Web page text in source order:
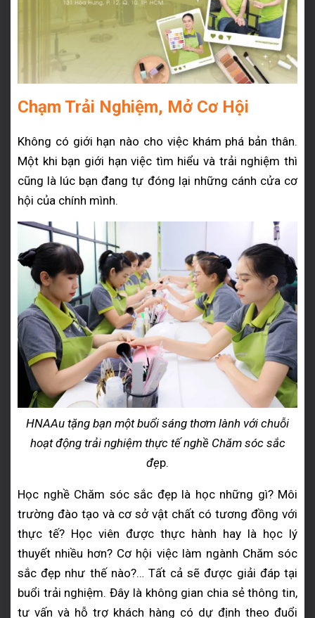
Chạm Trải Nghiệm, Mở Cơ Hội
Không có giới hạn nào cho việc khám phá bản thân.
Một khi bạn giới hạn việc tìm hiểu và trải nghiệm thì
cũng là lúc bạn đang tự đóng lại những cánh cửa cơ
hội của chính mình.
HNAAu tặng bạn một buổi sáng thơm lành với chuỗi
hoạt động trải nghiệm thực tế nghề Chăm sóc sắc
đẹp.
Học nghề Chăm sóc sắc đẹp là học những gì? Môi
trường đào tạo và cơ sở vật chất có tương đồng với
thực tế? Học viên được thực hành hay là học lý
thuyết nhiều hơn? Cơ hội việc làm ngành Chăm sóc
sắc đẹp như thế nào?… Tất cả sẽ được giải đáp tại
buổi trải nghiệm. Đây là không gian chia sẻ thông tin,
tư vấn và hỗ trợ khách hàng có dự định theo đuổi